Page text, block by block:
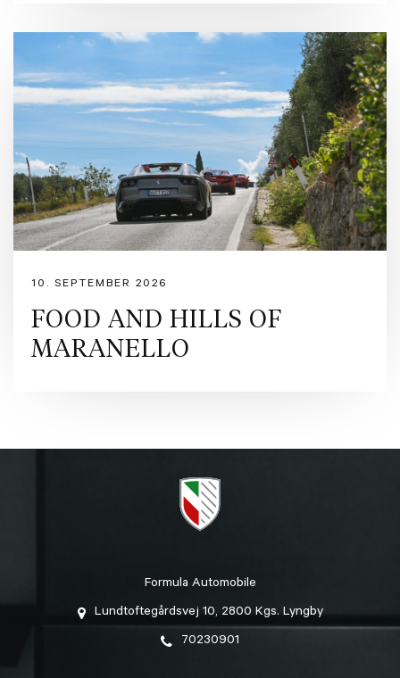
10. SEPTEMBER 2026
FOOD AND HILLS OF
MARANELLO
Formula Automobile
Lundtoftegårdsvej 10, 2800 Kgs. Lyngby
70230901